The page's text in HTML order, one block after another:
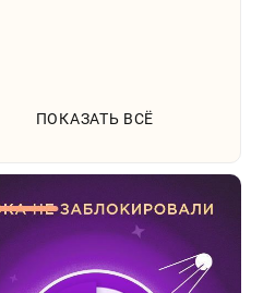
ПОКАЗАТЬ ВСЁ